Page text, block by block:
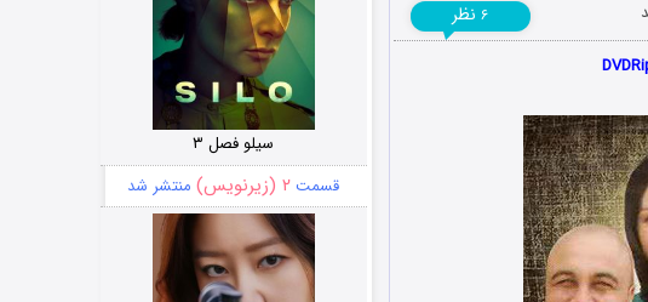
۶ نظر
سیلو فصل ۳
قسمت ۲ (زیرنویس) منتشر شد